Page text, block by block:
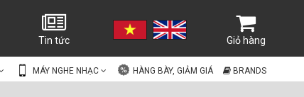
Tin tức Giỏ hàng
MÁY NGHE NHẠC HÀNG BÀY, GIẢM GIÁ BRANDS